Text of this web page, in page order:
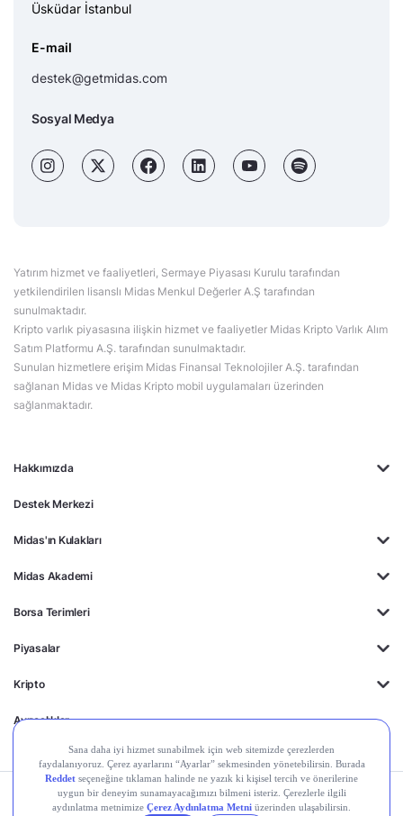
Hakkımızda
Destek Merkezi
Midas'ın Kulakları
Midas Akademi
Borsa Terimleri
Piyasalar
Kripto
Ayrıcalıklar
Üsküdar İstanbul
E-mail
destek@getmidas.com
Sosyal Medya
Yatırım hizmet ve faaliyetleri, Sermaye Piyasası Kurulu tarafından
yetkilendirilen lisanslı Midas Menkul Değerler A.Ş tarafından
sunulmaktadır.
Kripto varlık piyasasına ilişkin hizmet ve faaliyetler Midas Kripto Varlık Alım
Satım Platformu A.Ş. tarafından sunulmaktadır.
Sunulan hizmetlere erişim Midas Finansal Teknolojiler A.Ş. tarafından
sağlanan Midas ve Midas Kripto mobil uygulamaları üzerinden
sağlanmaktadır.
Kişisel Verilerin
Gizlilik
Yasal
Çerez